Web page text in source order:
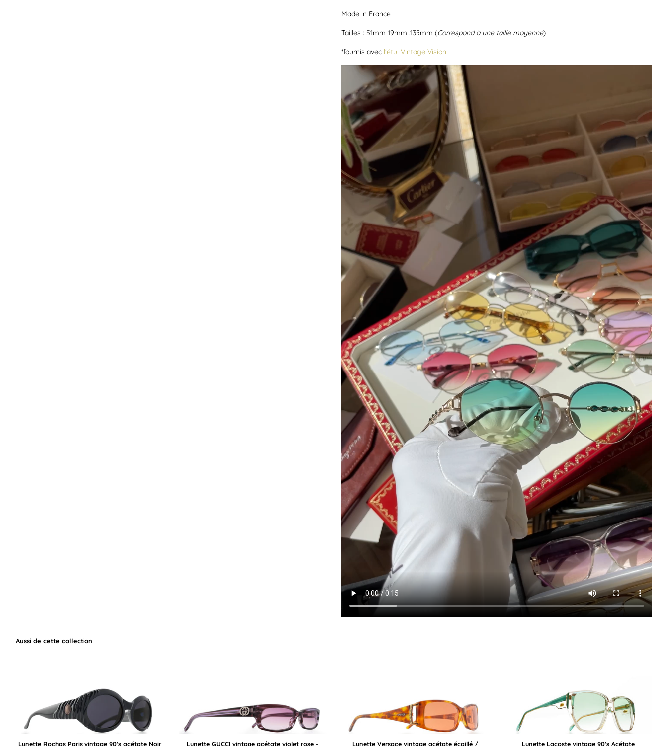
Made in France
Tailles : 51mm 19mm .135mm (Correspond à une taille moyenne)
*fournis avec l'étui Vintage Vision
Aussi de cette collection
Lunette Rochas Paris vintage 90's acétate Noir Lunette GUCCI vintage acétate violet rose - Lunette Versace vintage acétate écaillé / Lunette Lacoste vintage 90's Acétate